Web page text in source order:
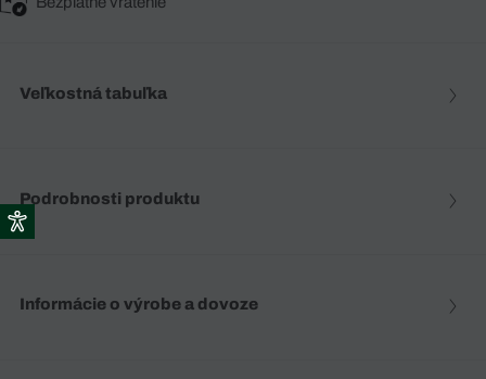
Veľkostná tabuľka
Podrobnosti produktu
Informácie o výrobe a dovoze